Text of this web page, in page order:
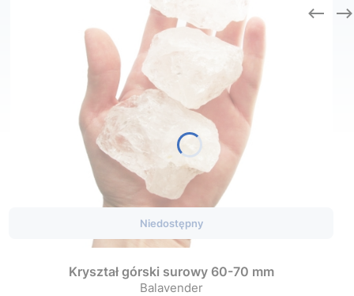
Niedostępny
Kryształ górski surowy 60-70 mm
Balavender